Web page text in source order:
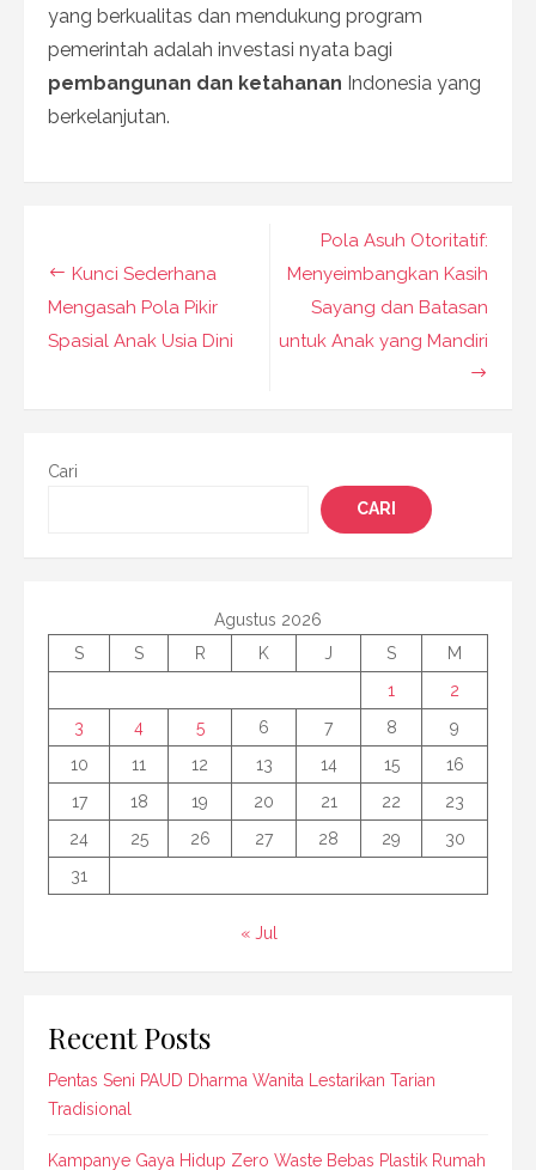
yang berkualitas dan mendukung program
pemerintah adalah investasi nyata bagi
pembangunan dan ketahanan Indonesia yang
berkelanjutan.
pos
Pola Asuh Otoritatif:
Menyeimbangkan Kasih
Sayang dan Batasan
untuk Anak yang Mandiri
Kunci Sederhana
Mengasah Pola Pikir
Spasial Anak Usia Dini
Cari
CARI
Agustus 2026
S
S R K J S
M
1
2
3
4 5 6 7 8
9
10
11 12 13 14 15
16
17
18 19 20 21 22
23
24
25 26 27 28 29
30
31
« Jul
Recent Posts
Pentas Seni PAUD Dharma Wanita Lestarikan Tarian
Tradisional
Kampanye Gaya Hidup Zero Waste Bebas Plastik Rumah